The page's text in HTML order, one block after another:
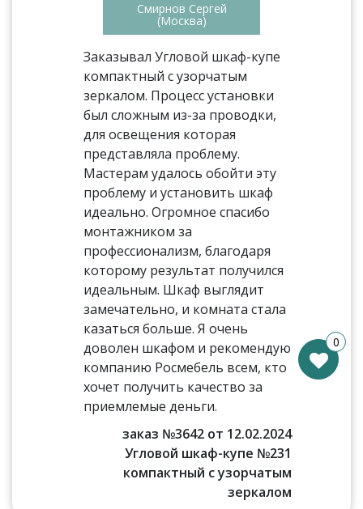
Смирнов Сергей
(Москва)
Заказывал Угловой шкаф-купе
компактный с узорчатым
зеркалом. Процесс установки
был сложным из-за проводки,
для освещения которая
представляла проблему.
Мастерам удалось обойти эту
проблему и установить шкаф
идеально. Огромное спасибо
монтажником за
профессионализм, благодаря
которому результат получился
идеальным. Шкаф выглядит
замечательно, и комната стала
казаться больше. Я очень
доволен шкафом и рекомендую
компанию Росмебель всем, кто
хочет получить качество за
приемлемые деньги.
заказ №3642 от 12.02.2024
Угловой шкаф-купе №231
компактный с узорчатым
зеркалом
0